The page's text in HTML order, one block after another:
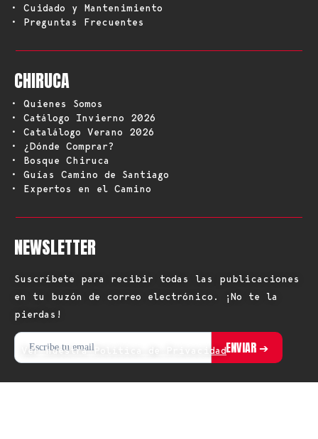
• Cuidado y Mantenimiento
• Preguntas Frecuentes
CHIRUCA
• Quienes Somos
• Catálogo Invierno 2026
• Catalálogo Verano 2026
• ¿Dónde Comprar?
• Bosque Chiruca
• Guías Camino de Santiago
• Expertos en el Camino
NEWSLETTER
Suscríbete para recibir todas las publicaciones
en tu buzón de correo electrónico. ¡No te la
pierdas!
Ver nuestra Política de Privacidad